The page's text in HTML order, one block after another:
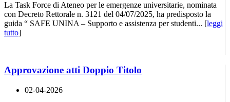
La Task Force di Ateneo per le emergenze universitarie, nominata
con Decreto Rettorale n. 3121 del 04/07/2025, ha predisposto la
guida “ SAFE UNINA – Supporto e assistenza per studenti... [leggi
tutto]
Approvazione atti Doppio Titolo
02-04-2026